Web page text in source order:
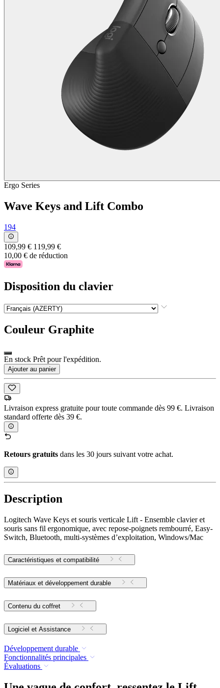
Ergo Series
Wave Keys and Lift Combo
194
109,99 € 119,99 €
10,00 € de réduction
Disposition du clavier
Couleur Graphite
En stock Prêt pour l'expédition.
Ajouter au panier
Livraison express gratuite pour toute commande dès 99 €. Livraison
standard offerte dès 39 €.
Retours gratuits dans les 30 jours suivant votre achat.
Description
Logitech Wave Keys et souris verticale Lift - Ensemble clavier et
souris sans fil ergonomique, avec repose-poignets rembourré, Easy-
Switch, Bluetooth, multi-systèmes d’exploitation, Windows/Mac
Caractéristiques et compatibilité
Matériaux et développement durable
Contenu du coffret
Logiciel et Assistance
Développement durable
Fonctionnalités principales
Évaluations